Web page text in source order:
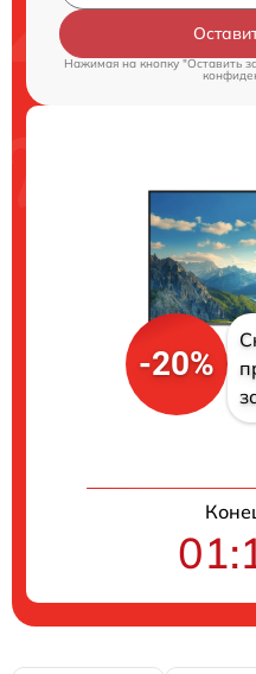
Нажимая на кнопку "Оставить
-20%